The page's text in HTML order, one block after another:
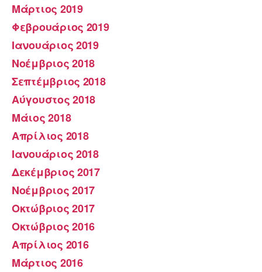
Μάρτιος 2019
Φεβρουάριος 2019
Ιανουάριος 2019
Νοέμβριος 2018
Σεπτέμβριος 2018
Αύγουστος 2018
Μάιος 2018
Απρίλιος 2018
Ιανουάριος 2018
Δεκέμβριος 2017
Νοέμβριος 2017
Οκτώβριος 2017
Οκτώβριος 2016
Απρίλιος 2016
Μάρτιος 2016